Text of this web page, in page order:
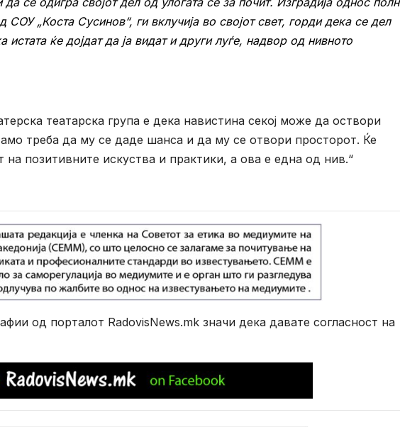
„Коста Сусинов“, ги вклучија во својот свет, горди дека се дел
ќе дојдат да ја видат и други луѓе, надвор од нивното
театарска група е дека навистина секој може да оствори
треба да му се даде шанса и да му се отвори просторот. Ќе
позитивните искуства и практики, а ова е една од нив.“
од порталот RadovisNews.mk значи дека давате согласност на